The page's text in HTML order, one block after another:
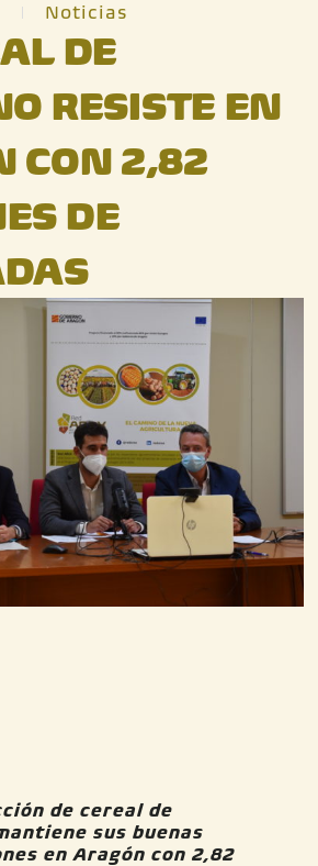
Noticias
DE
RESISTE EN
CON 2,82
DE
de cereal de
sus buenas
en Aragón con 2,82